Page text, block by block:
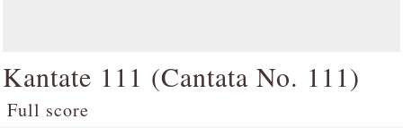
Kantate 111 (Cantata No. 111)
Full score